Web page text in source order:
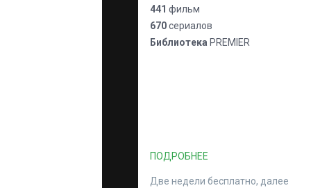
441 фильм
670сериалов
Библиотека PREMIER
ПОДРОБНЕЕ
Две недели бесплатно, далее